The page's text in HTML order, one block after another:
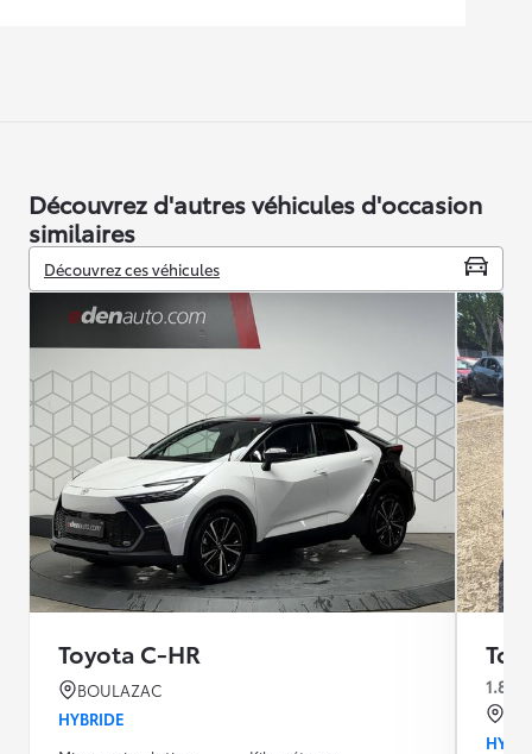
Découvrez d'autres véhicules d'occasion
similaires
Découvrez ces véhicules
Toyota C-HR
BOULAZAC
HYBRIDE
1.8